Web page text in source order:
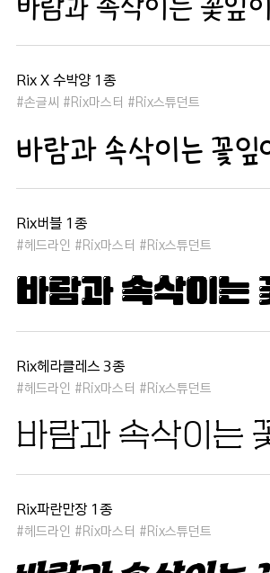
Rix X 수박양 1종
#손글씨 #Rix마스터 #Rix스튜던트
Rix버블 1종
#헤드라인 #Rix마스터 #Rix스튜던트
Rix헤라클레스 3종
#헤드라인 #Rix마스터 #Rix스튜던트
Rix파란만장 1종
#헤드라인 #Rix마스터 #Rix스튜던트